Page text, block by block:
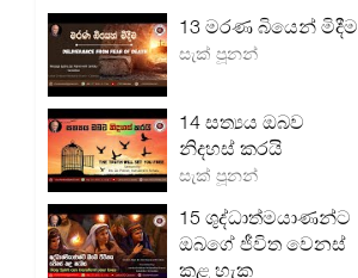
13 මරණ බියෙන් මිදීම
සැක් පූනන්
14 සත්‍යය ඔබව
නිදහස් කරයි
සැක් පූනන්
15 ශුද්ධාත්මයාණන්ට
ඔබගේ ජීවිත වෙනස්
කළ හැක